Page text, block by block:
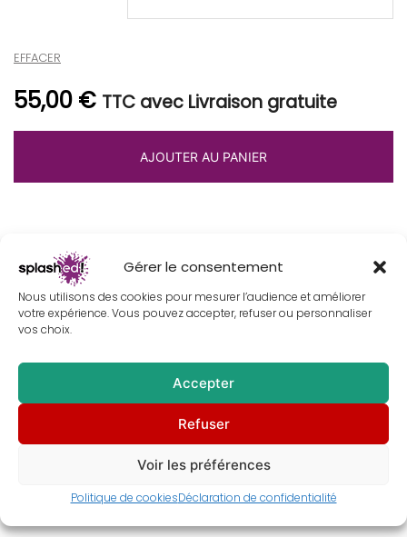
Gérer le consentement
Nous utilisons des cookies pour mesurer l’audience et améliorer
votre expérience. Vous pouvez accepter, refuser ou personnaliser
vos choix.
Accepter
Refuser
Voir les préférences
Politique de cookiesDéclaration de confidentialité
EFFACER
55,00 € TTC avec Livraison gratuite
AJOUTER AU PANIER
Description
Informations complémentaires
Fais de ton intérieur un décor qui te ressemble avec
ce tableau de
digitale certifiée sans intelligence artificielle.
deJim Morrisonte comblera.